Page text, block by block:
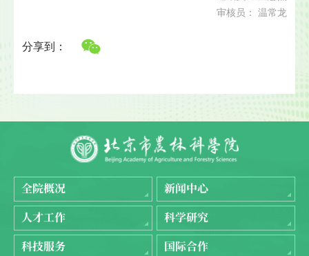
审核员： 温常龙
分享到：
全院概况
新闻中心
人才工作
科学研究
科技服务
国际合作